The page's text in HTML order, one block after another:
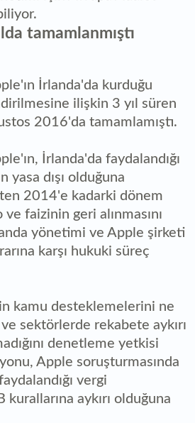
tamamlanmıştı
İrlanda'da kurduğu
ilişkin 3 yıl süren
2016'da tamamlamıştı.
İrlanda'da faydalandığı
yasa dışı olduğuna
2014'e kadarki dönem
faizinin geri alınmasını
yönetimi ve Apple şirketi
karşı hukuki süreç
kamu desteklemelerini ne
ve sektörlerde rekabete aykırı
denetleme yetkisi
Apple soruşturmasında
vergi
kurallarına aykırı olduğuna